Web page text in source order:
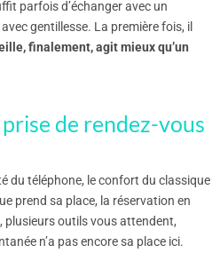
parfois d’échanger avec un
gentillesse. La première fois, il
finalement, agit mieux qu’un
de rendez-vous
du téléphone, le confort du classique
prend sa place, la réservation en
plusieurs outils vous attendent,
n’a pas encore sa place ici.